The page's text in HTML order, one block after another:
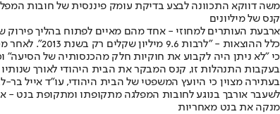
משה דווקא התכוונה לבצע בדיקת עומק פיננסית של חובות
קנס של מיליונים
ארבעת העותרים למחוזי - אחד מהם מאיים לפתוח בהליך
כי "לא ניתן היה לקבוע את חוקיות חלק מהכנסותיה של הסיעה"
בעקבות התנהלות זו, קנס המבקר את הבית היהודי לאורך
בעתירה מצוין כי היועץ המשפטי של הבית היהודי, עו"ד אייל
לשעבר אורבך בנוגע לחובות המפלגה מתקופתו ומתקופת בנט -
מנקה את בנט מאחריות